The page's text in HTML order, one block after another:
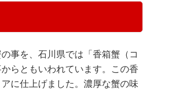
事を、石川県では「香箱蟹（コ
らともいわれています。この香
に仕上げました。濃厚な蟹の味